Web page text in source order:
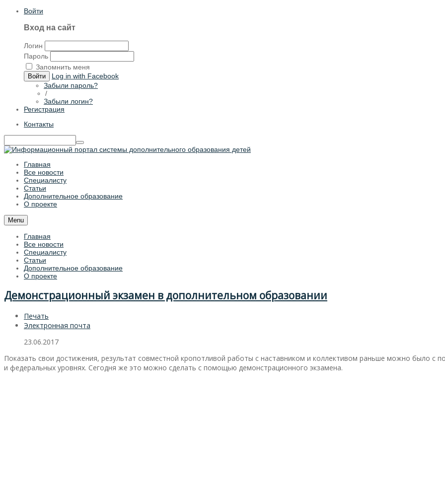
Войти
Вход на сайт
Логин
Пароль
Запомнить меня
Войти
Log in with Facebook
Забыли пароль?
/
Забыли логин?
Регистрация
Контакты
Главная
Все новости
Специалисту
Статьи
Дополнительное образование
О проекте
Menu
Главная
Все новости
Специалисту
Статьи
Дополнительное образование
О проекте
Демонстрационный экзамен в дополнительном образовании
Печать
Электронная почта
23.06.2017
Показать свои достижения, результат совместной кропотливой работы с наставником и коллективом раньше можно было с
и федеральных уровнях. Сегодня же это можно сделать с помощью демонстрационного экзамена.